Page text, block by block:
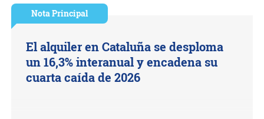
Nota Principal
El alquiler en Cataluña se desploma
un 16,3% interanual y encadena su
cuarta caída de 2026